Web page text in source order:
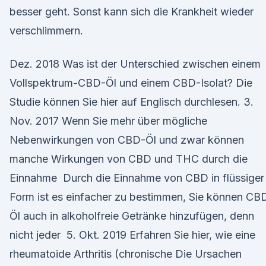
besser geht. Sonst kann sich die Krankheit wieder
verschlimmern.
Dez. 2018 Was ist der Unterschied zwischen einem
Vollspektrum-CBD-Öl und einem CBD-Isolat? Die
Studie können Sie hier auf Englisch durchlesen. 3.
Nov. 2017 Wenn Sie mehr über mögliche
Nebenwirkungen von CBD-Öl und zwar können
manche Wirkungen von CBD und THC durch die
Einnahme Durch die Einnahme von CBD in flüssiger
Form ist es einfacher zu bestimmen, Sie können
Öl auch in alkoholfreie Getränke hinzufügen, denn
nicht jeder 5. Okt. 2019 Erfahren Sie hier, wie eine
rheumatoide Arthritis (chronische Die Ursachen